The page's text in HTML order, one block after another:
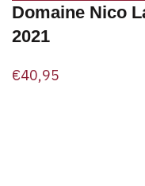
Domaine Nico
2021
€40,95